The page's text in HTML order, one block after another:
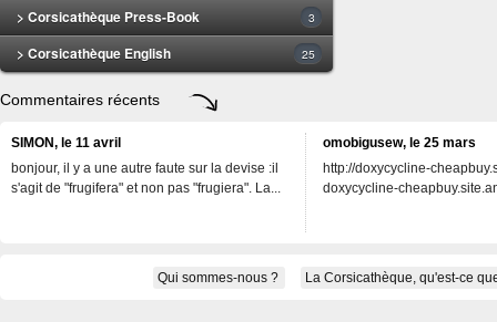
> Corsicathèque Press-Book 3
> Corsicathèque English 25
Commentaires récents
SIMON, le 11 avril
bonjour, il y a une autre faute sur la devise :il
s'agit de "frugifera" et non pas "frugiera". La...
omobigusew, le 25 mars
http://doxycycline-
doxycycline-
Qui sommes-nous ? La Corsicathèque, qu'est-ce